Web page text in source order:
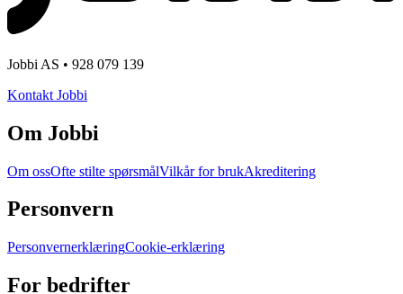
Jobbi AS • 928 079 139
Kontakt Jobbi
Om Jobbi
Om ossOfte stilte spørsmålVilkår for brukAkreditering
Personvern
PersonvernerklæringCookie-erklæring
For bedrifter